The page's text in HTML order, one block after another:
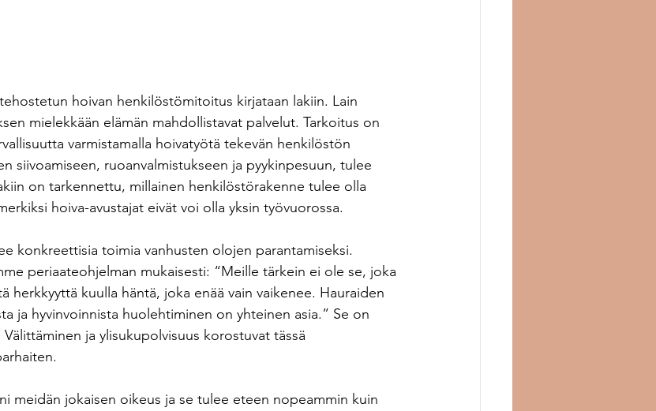
hoivan henkilöstömitoitus kirjataan lakiin. Lain
mielekkään elämän mahdollistavat palvelut. Tarkoitus on
varmistamalla hoivatyötä tekevän henkilöstön
siivoamiseen, ruoanvalmistukseen ja pyykinpesuun, tulee
on tarkennettu, millainen henkilöstörakenne tulee olla
hoiva-avustajat eivät voi olla yksin työvuorossa.
konkreettisia toimia vanhusten olojen parantamiseksi.
periaateohjelman mukaisesti: “Meille tärkein ei ole se, joka
herkkyyttä kuulla häntä, joka enää vain vaikenee. Hauraiden
ja hyvinvoinnista huolehtiminen on yhteinen asia.” Se on
ja ylisukupolvisuus korostuvat tässä
meidän jokaisen oikeus ja se tulee eteen nopeammin kuin